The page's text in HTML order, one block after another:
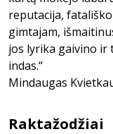
reputacija,
gimtajam,
jos lyrika gaivino ir
indas.“
Mindaugas
Raktažodžiai